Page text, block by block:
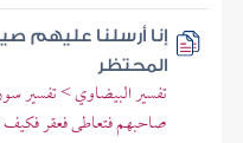
إنا أرسلنا عليهم
المحتظر
تفسير البيضاوي > تفسير
صاحبهم فتعاطى فعقر فكيف